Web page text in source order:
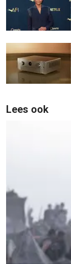
Lees ook